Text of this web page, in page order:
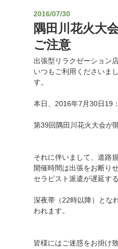
2016/07/30
隅田川花火大
ご注意
出張型リラクゼーション
いつもご利用くださいま
す。
本日、2016年7月30日19
第39回隅田川花火大会が
それに伴いまして、道路
開催時間は出張をお断り
セラピスト派遣が遅延す
深夜帯（22時以降）とな
われます。
皆様にはご迷惑をお掛け